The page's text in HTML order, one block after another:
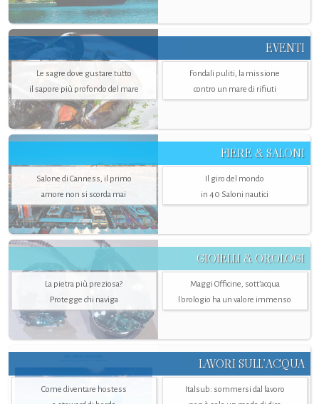
EVENTI
Le sagre dove gustare tutto
il sapore più profondo del mare
Fondali puliti, la missione
contro un mare di rifiuti
FIERE & SALONI
Salone di Canness, il primo
amore non si scorda mai
Il giro del mondo
in 40 Saloni nautici
GIOIELLI & OROLOGI
La pietra più preziosa?
Protegge chi naviga
Maggi Officine, sott’acqua
l'orologio ha un valore immenso
LAVORI SULL’ACQUA
Come diventare hostess
Italsub: sommersi dal lavoro